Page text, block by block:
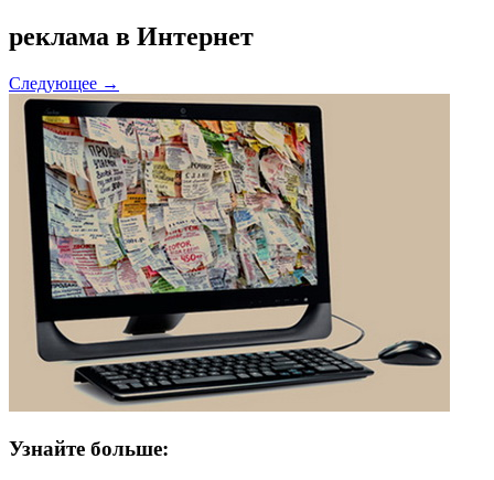
реклама в Интернет
Следующее →
Узнайте больше: